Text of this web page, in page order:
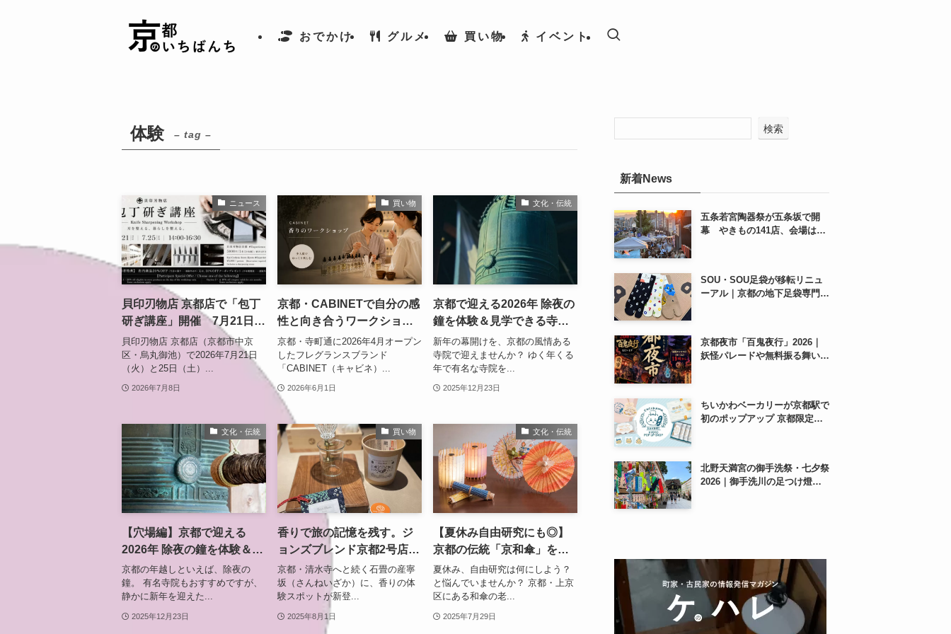
おでかけ グルメ 買い物 イベント
体験 – tag –
ニュース
貝印刃物店 京都店で「包丁
研ぎ講座」開催 7月21日・
25日、包丁マイスターが直
伝
貝印刃物店 京都店（京都市中京
区・烏丸御池）で2026年7月21日
（火）と25日（土）...
2026年7月8日
買い物
京都・CABINETで自分の感
性と向き合うワークショッ
プ「香りの構造」限定開催
京都・寺町通に2026年4月オープン
したフレグランスブランド
「CABINET（キャビネ）...
2026年6月1日
文化・伝統
京都で迎える2026年 除夜の
鐘を体験＆見学できる寺院3
選
新年の幕開けを、京都の風情ある
寺院で迎えませんか？ ゆく年くる
年で有名な寺院を...
2025年12月23日
文化・伝統
【穴場編】京都で迎える
2026年 除夜の鐘を体験＆見
学できる寺院5選
京都の年越しといえば、除夜の
鐘。 有名寺院もおすすめですが、
静かに新年を迎えた...
2025年12月23日
買い物
香りで旅の記憶を残す。ジ
ョンズブレンド京都2号店が
産寧坂にオープン！
京都・清水寺へと続く石畳の産寧
坂（さんねいざか）に、香りの体
験スポットが新登...
2025年8月1日
文化・伝統
【夏休み自由研究にも◎】
京都の伝統「京和傘」を職
人の工房で“見て・触れて・
つくる”体験を
夏休み、自由研究は何にしよう？
と悩んでいませんか？ 京都・上京
区にある和傘の老...
2025年7月29日
検索
新着News
五条若宮陶器祭が五条坂で開
幕 やきもの141店、会場は五
SOU・SOU足袋が移転リニュ
ーアル｜京都の地下足袋専門店
京都夜市「百鬼夜行」2026｜
妖怪パレードや無料振る舞いを
ちいかわベーカリーが京都駅で
初のポップアップ 京都限定
北野天満宮の御手洗祭・七夕祭
2026｜御手洗川の足つけ燈明